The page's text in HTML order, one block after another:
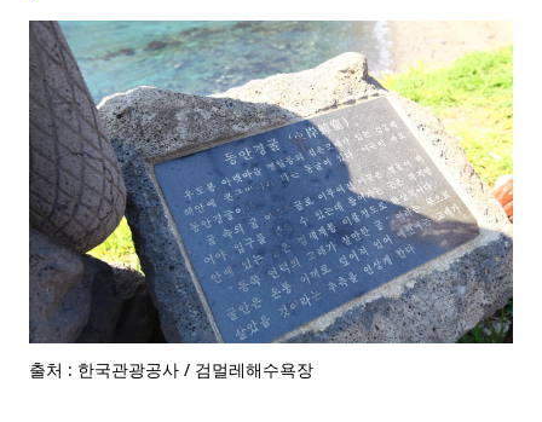
출처 : 한국관광공사 / 검멀레해수욕장